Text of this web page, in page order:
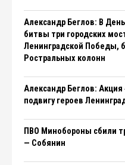
Александр Беглов: В
битвы три городских
Ленинградской Победы,
Ростральных колонн
Александр Беглов:
подвигу героев
ПВО Минобороны сбили
— Собянин